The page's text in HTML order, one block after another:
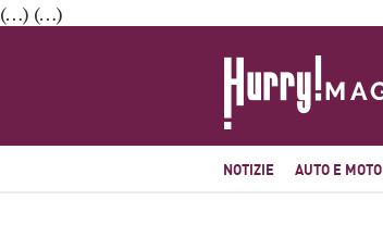
(…) (…)
NOTIZIE AUTO E MOTO